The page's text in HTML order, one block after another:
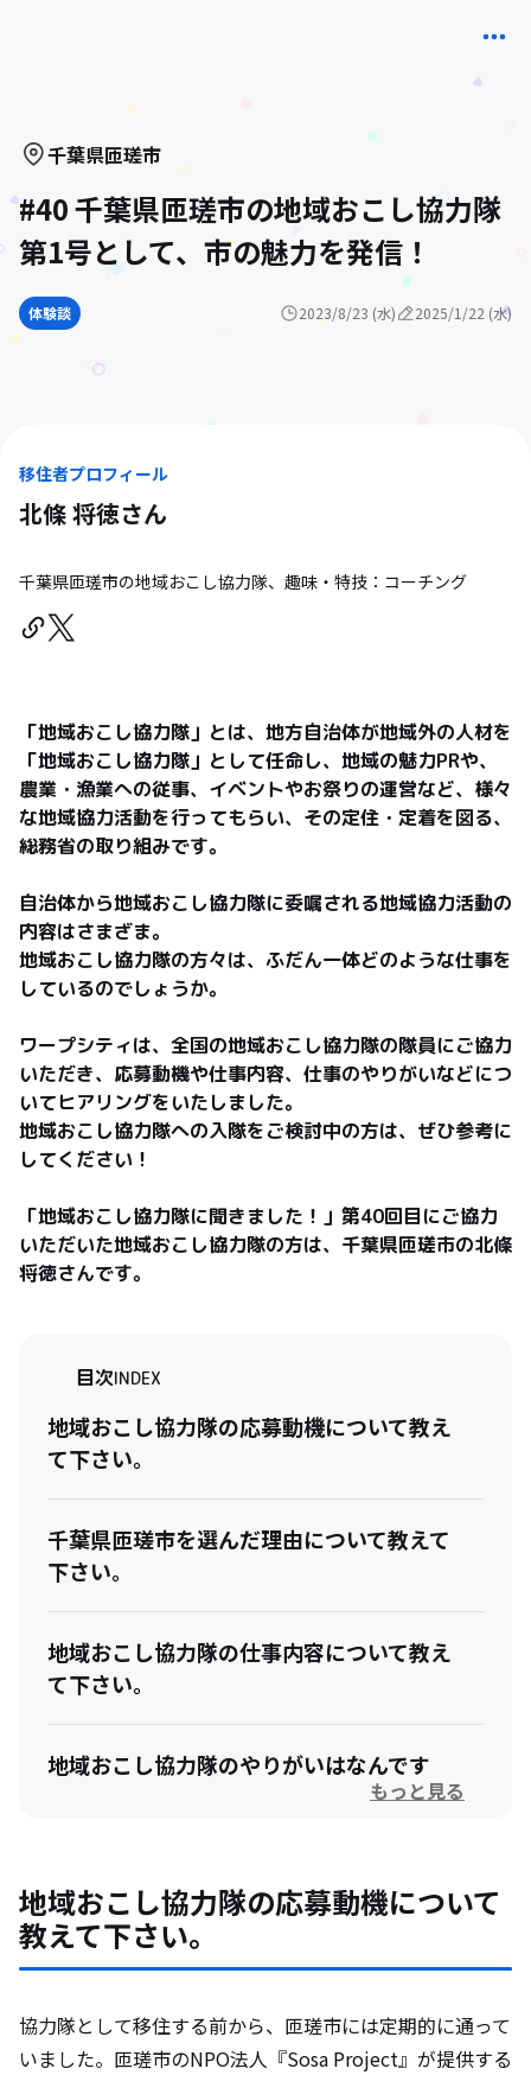
千葉県匝瑳市
#40 千葉県匝瑳市の地域おこし協力隊
第1号として、市の魅力を発信！
体験談 2023/8/23 (水) 2025/1/22 (水)
移住者プロフィール
北條 将徳さん
千葉県匝瑳市の地域おこし協力隊、趣味・特技：コーチング
「地域おこし協力隊」とは、地方自治体が地域外の人材を
「地域おこし協力隊」として任命し、地域の魅力PRや、
農業・漁業への従事、イベントやお祭りの運営など、様々
な地域協力活動を行ってもらい、その定住・定着を図る、
総務省の取り組みです。
自治体から地域おこし協力隊に委嘱される地域協力活動の
内容はさまざま。
地域おこし協力隊の方々は、ふだん一体どのような仕事を
しているのでしょうか。
ワープシティは、全国の地域おこし協力隊の隊員にご協力
いただき、応募動機や仕事内容、仕事のやりがいなどにつ
いてヒアリングをいたしました。
地域おこし協力隊への入隊をご検討中の方は、ぜひ参考に
してください！
「地域おこし協力隊に聞きました！」第40回目にご協力
いただいた地域おこし協力隊の方は、千葉県匝瑳市の北條
将徳さんです。
目次INDEX
地域おこし協力隊の応募動機について教え
て下さい。
千葉県匝瑳市を選んだ理由について教えて
下さい。
地域おこし協力隊の仕事内容について教え
て下さい。
地域おこし協力隊のやりがいはなんです
とを教えて下さい。
い。
もっと見る
地域おこし協力隊の応募動機について
教えて下さい。
協力隊として移住する前から、匝瑳市には定期的に通って
いました。匝瑳市のNPO法人『Sosa Project』が提供する